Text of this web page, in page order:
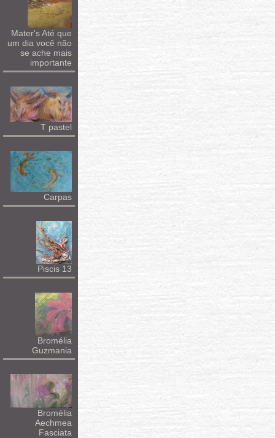
Mater's Até que
um dia você não
se ache mais
importante
T pastel
Carpas
Piscis 13
Bromélia
Guzmania
Bromélia
Aechmea
Fasciata